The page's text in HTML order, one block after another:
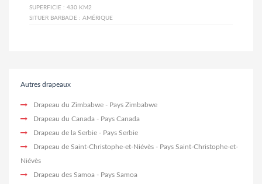
SUPERFICIE : 430 KM2
SITUER BARBADE : AMÉRIQUE
Autres drapeaux
Drapeau du Zimbabwe - Pays Zimbabwe
Drapeau du Canada - Pays Canada
Drapeau de la Serbie - Pays Serbie
Drapeau de Saint-Christophe-et-Niévès - Pays Saint-Christophe-et-
Niévès
Drapeau des Samoa - Pays Samoa